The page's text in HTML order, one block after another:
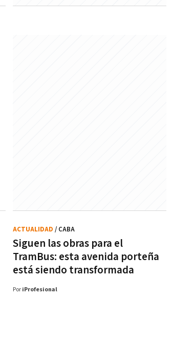
Siguen las obras para el
TramBus: esta avenida porteña
está siendo transformada
ACTUALIDAD / CABA
Por iProfesional